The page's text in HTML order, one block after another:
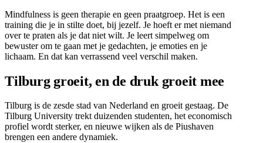
Mindfulness is geen therapie en geen praatgroep. Het is een
training die je in stilte doet, bij jezelf. Je hoeft er met niemand
over te praten als je dat niet wilt. Je leert simpelweg om
bewuster om te gaan met je gedachten, je emoties en je
lichaam. En dat kan verrassend veel verschil maken.
Tilburg groeit, en de druk groeit mee
Tilburg is de zesde stad van Nederland en groeit gestaag. De
Tilburg University trekt duizenden studenten, het economisch
profiel wordt sterker, en nieuwe wijken als de Piushaven
brengen een andere dynamiek.